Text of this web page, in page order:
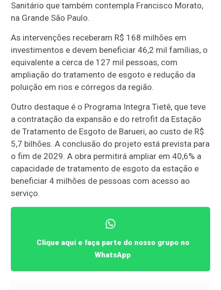
Sanitário que também contempla Francisco Morato,
na Grande São Paulo.
As intervenções receberam R$ 168 milhões em
investimentos e devem beneficiar 46,2 mil famílias, o
equivalente a cerca de 127 mil pessoas, com
ampliação do tratamento de esgoto e redução da
poluição em rios e córregos da região.
Outro destaque é o Programa Integra Tietê, que teve
a contratação da expansão e do retrofit da Estação
de Tratamento de Esgoto de Barueri, ao custo de R$
5,7 bilhões. A conclusão do projeto está prevista para
o fim de 2029. A obra permitirá ampliar em 40,6% a
capacidade de tratamento de esgoto da estação e
beneficiar 4 milhões de pessoas com acesso ao
serviço.
Clique aqui e faça parte do nosso grupo no
WhatsApp